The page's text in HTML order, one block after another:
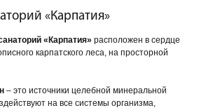
«Карпатия»
«Карпатия» расположен в сердце
карпатского леса, на просторной
– это источники целебной минеральной
на все системы организма,